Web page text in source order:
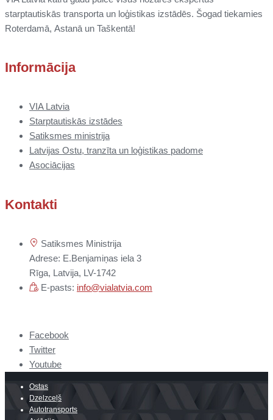
starptautiskās transporta un loģistikas izstādēs. Šogad tiekamies
Roterdamā, Astanā un Taškentā!
Informācija
VIA Latvia
Starptautiskās izstādes
Satiksmes ministrija
Latvijas Ostu, tranzīta un loģistikas padome
Asociācijas
Kontakti
Satiksmes Ministrija
Adrese: E.Benjamiņas iela 3
Rīga, Latvija, LV-1742
E-pasts: info@vialatvia.com
Facebook
Twitter
Youtube
Ostas
Dzelzceļš
Autotransports